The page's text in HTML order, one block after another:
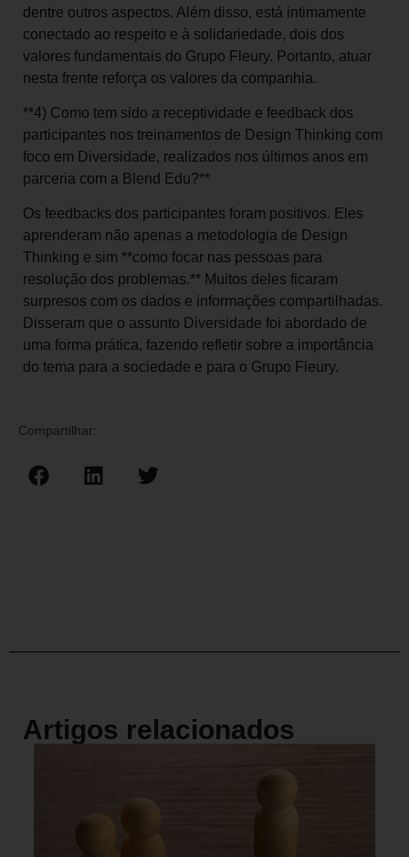
dentre outros aspectos. Além disso, está intimamente
conectado ao respeito e à solidariedade, dois dos
valores fundamentais do Grupo Fleury. Portanto, atuar
nesta frente reforça os valores da companhia.
**4) Como tem sido a receptividade e feedback dos
participantes nos treinamentos de Design Thinking com
foco em Diversidade, realizados nos últimos anos em
parceria com a Blend Edu?**
Os feedbacks dos participantes foram positivos. Eles
aprenderam não apenas a metodologia de Design
Thinking e sim **como focar nas pessoas para
resolução dos problemas.** Muitos deles ficaram
surpresos com os dados e informações compartilhadas.
Disseram que o assunto Diversidade foi abordado de
uma forma prática, fazendo refletir sobre a importância
do tema para a sociedade e para o Grupo Fleury.
Compartilhar:
Artigos relacionados